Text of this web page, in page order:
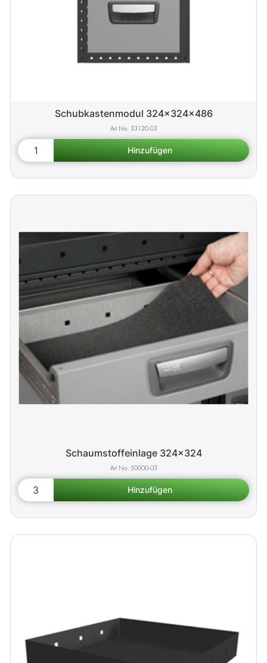
Schubkastenmodul 324x324x486
33120-03
Schaumstoffeinlage 324x324
50000-03